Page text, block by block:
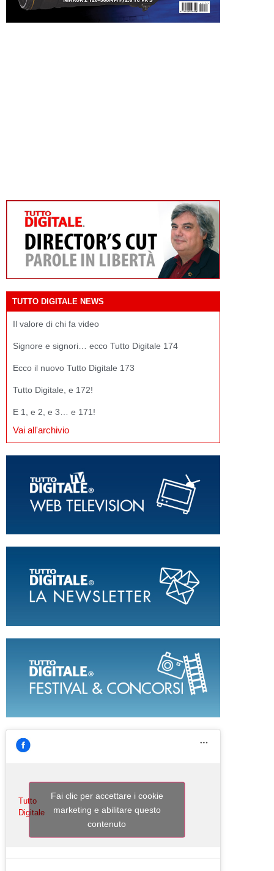
TUTTO DIGITALE NEWS
Il valore di chi fa video
Signore e signori… ecco Tutto Digitale 174
Ecco il nuovo Tutto Digitale 173
Tutto Digitale, e 172!
E 1, e 2, e 3… e 171!
Vai all'archivio
Tutto
Digitale
Fai clic per accettare i cookie
marketing e abilitare questo
contenuto